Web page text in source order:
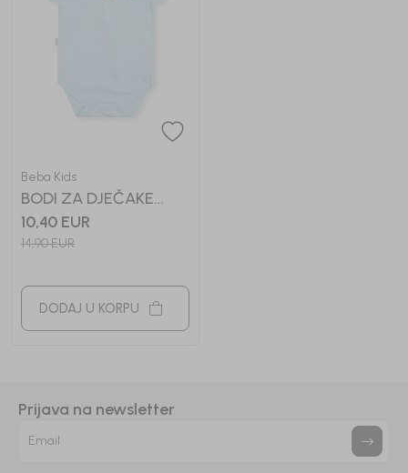
Beba Kids
BODI ZA DJEČAKE
VUKOTA
10,40 EUR
14,90EUR
DODAJ U KORPU
Prijava na newsletter
Email